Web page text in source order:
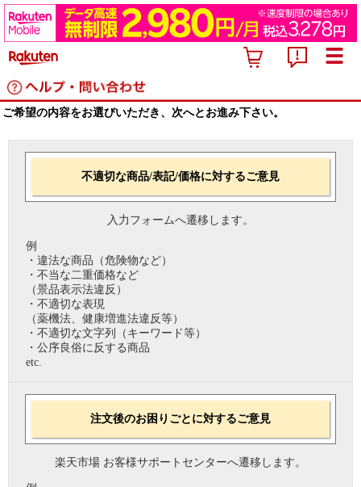
ご希望の内容をお選びいただき、次へとお進み下さい。
不適切な商品/表記/価格に対するご意見
入力フォームへ遷移します。
例
・違法な商品（危険物など）
・不当な二重価格など
（景品表示法違反）
・不適切な表現
（薬機法、健康増進法違反等）
・不適切な文字列（キーワード等）
・公序良俗に反する商品
etc.
注文後のお困りごとに対するご意見
楽天市場 お客様サポートセンターへ遷移します。